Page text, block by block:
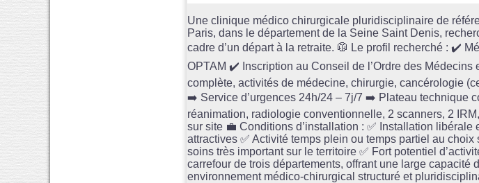
Une clinique médico chirurgicale pluridisciplinaire de
Paris, dans le département de la Seine Saint Denis,
cadre d’un départ à la retraite. 🥼 Le profil recherché : ✔️
OPTAM ✔️ Inscription au Conseil de l’Ordre des
complète, activités de médecine, chirurgie, cancérologie
➡️ Service d’urgences 24h/24 – 7j/7 ➡️ Plateau technique
réanimation, radiologie conventionnelle, 2 scanners, 2
sur site 💼 Conditions d’installation : ✅ Installation
attractives ✅ Activité temps plein ou temps partiel au
soins très important sur le territoire ✅ Fort potentiel
carrefour de trois départements, offrant une large capacité
environnement médico‑chirurgical structuré et